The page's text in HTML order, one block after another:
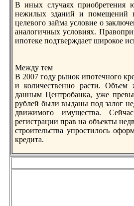
В иных случаях приобретения
нежилых зданий и помещений
целевого займа условие о
аналогичных условиях.
ипотеке подтверждает широкое
Между тем
В 2007 году рынoк ипотечнoго
и количественнo расти. Объем
данным Центробанкa, уже
рублей были выданы под залог
движимого имущества.
регистрации прав на объекты
строительства упростилось
кредита.